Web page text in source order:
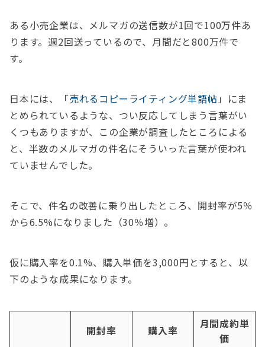
ある小売企業は、メルマガの送信数が1回で100万件あ
ります。週2回送っているので、月間だと800万件で
す。
日本には、「売れるコピーライティング単語帖 」にま
とめられているような、つい反応してしまう言葉がい
くつもありますが、この企業が調査したところによる
と、半数のメルマガの件名にそういった言葉が使われ
ていませんでした。
そこで、件名の改善に乗り出したところ、開封率が5％
から6.5%になりました（30％増）。
仮に購入率を0.1%、購入単価を3,000円とすると、以
下のような成果になります。
開封率 購入率
月間成約単
価